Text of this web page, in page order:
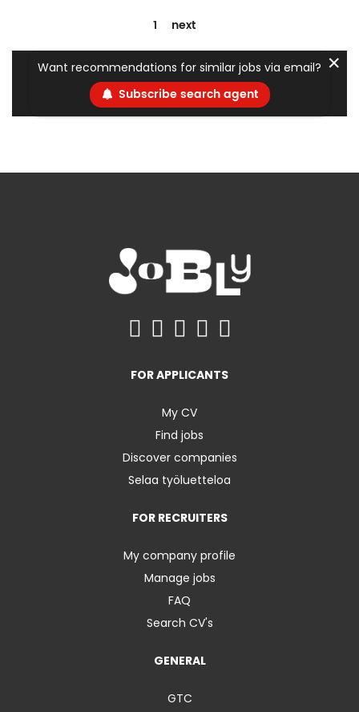
1 next
Want recommendations for similar jobs via email?
Subscribe search agent
✕
FOR APPLICANTS
My CV
Find jobs
Discover companies
Selaa työluetteloa
FOR RECRUITERS
My company profile
Manage jobs
FAQ
Search CV's
GENERAL
GTC